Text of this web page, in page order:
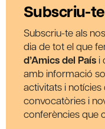
Subscriu-
Subscriu-te als
dia de tot el que
d’Amics del País i
amb informació
activitats i notícies
convocatòries i
conferències que